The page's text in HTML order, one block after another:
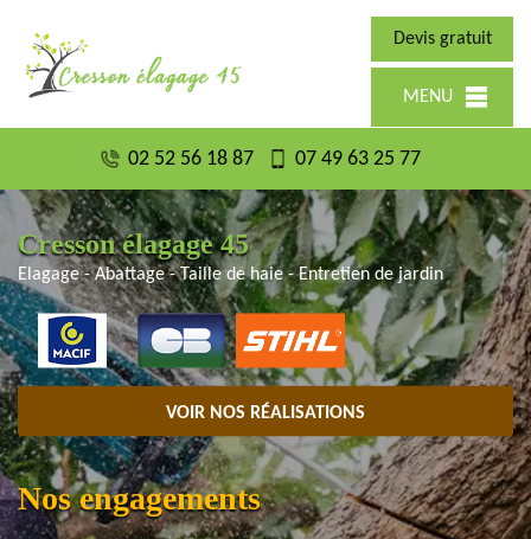
Devis gratuit
MENU
02 52 56 18 87 07 49 63 25 77
Cresson élagage 45
Elagage - Abattage - Taille de haie - Entretien de jardin
VOIR NOS RÉALISATIONS
Nos engagements